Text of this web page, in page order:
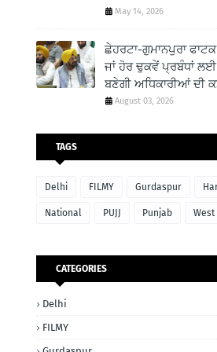
May 14, 2026
ਛੇਹਰਟਾ-ਗੁਮਾਨਪੁਰਾ
ਜਾਂ ਹੋਰ ਢੁਕਵੇਂ ਪ੍ਰਬੰਧਾਂ
ਬਣੇਗੀ ਅਧਿਕਾਰੀਆਂ ਦੀ
August 03, 2026
TAGS
Delhi FILMY Gurdaspur
National PUJJ Punjab West
CATEGORIES
Delhi
FILMY